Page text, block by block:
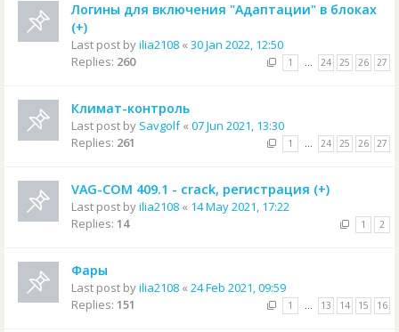
Логины для включения "Адаптации" в блоках
(+)
Last post byilia2108 « 30 Jan 2022, 12:50
Replies: 260 1 … 24 25 26 27
Климат-контроль
Last post by Savgolf« 07 Jun 2021, 13:30
Replies: 261 1 … 24 25 26 27
VAG-COM 409.1 - crack, регистрация (+)
Last post byilia2108 « 14 May 2021, 17:22
Replies: 14 1 2
Фары
Last post byilia2108 « 24 Feb 2021, 09:59
Replies: 151 1 … 13 14 15 16